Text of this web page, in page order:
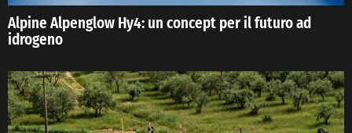
Alpine Alpenglow Hy4: un concept per il futuro ad
idrogeno